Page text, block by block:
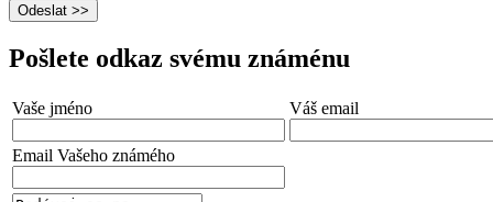
Pošlete odkaz svému známénu
Vaše jméno Váš email
Email Vašeho známého